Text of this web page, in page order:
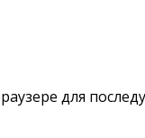
для